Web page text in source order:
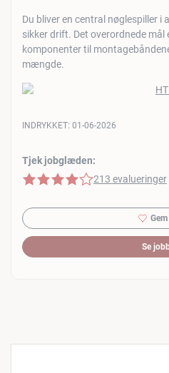
Du bliver en central nøglespiller i
sikker drift. Det overordnede mål
komponenter til
mængde.
Tjek jobglæden:
4 af 5 stjerner
213 evalueringer
INDRYKKET: 01-06-2026
Se